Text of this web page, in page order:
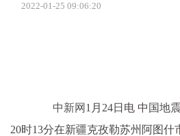
2022-01-25 09:06:20
中新网 1月24日电 中国地
20时13分在新疆克孜勒苏州阿图什